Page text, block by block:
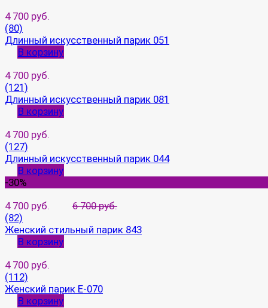
4 700 руб.
(80)
Длинный искусственный парик 051
В корзину
4 700 руб.
(121)
Длинный искусственный парик 081
В корзину
4 700 руб.
(127)
Длинный искусственный парик 044
В корзину
-30%
4 700 руб.
6 700 руб.
(82)
Женский стильный парик 843
В корзину
4 700 руб.
(112)
Женский парик E-070
В корзину